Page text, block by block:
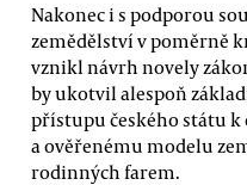
Nakonec i s podporou
zemědělství v poměrně
vznikl návrh novely
by ukotvil alespoň
přístupu českého státu k
a ověřenému modelu
rodinných farem.